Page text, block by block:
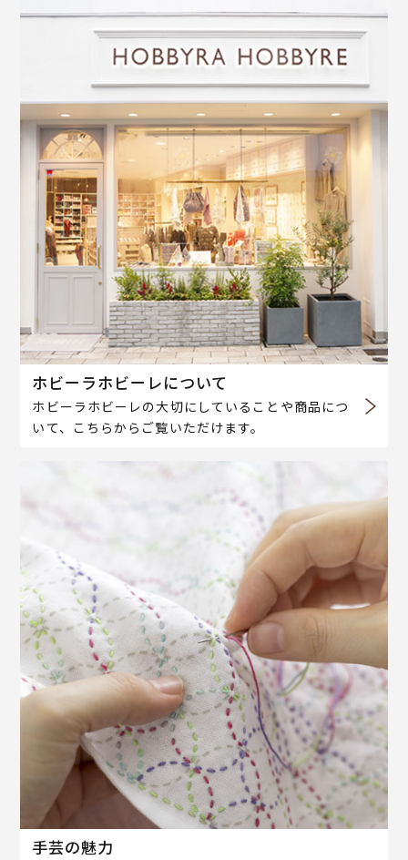
ホビーラホビーレについて
ホビーラホビーレの大切にしていることや商品につ
いて、こちらからご覧いただけます。
手芸の魅力